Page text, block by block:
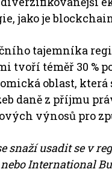
jako je
tajemníka
tvoří téměř 30 %
oblast,
daně z příjmu
výnosů pro
snaží usadit se v
International